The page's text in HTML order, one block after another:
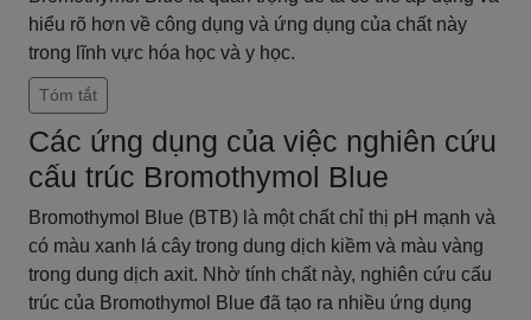
hiểu rõ hơn về công dụng và ứng dụng của chất này
trong lĩnh vực hóa học và y học.
Tóm tắt
Các ứng dụng của việc nghiên cứu
cấu trúc Bromothymol Blue
Bromothymol Blue (BTB) là một chất chỉ thị pH mạnh và
có màu xanh lá cây trong dung dịch kiềm và màu vàng
trong dung dịch axit. Nhờ tính chất này, nghiên cứu cấu
trúc của Bromothymol Blue đã tạo ra nhiều ứng dụng